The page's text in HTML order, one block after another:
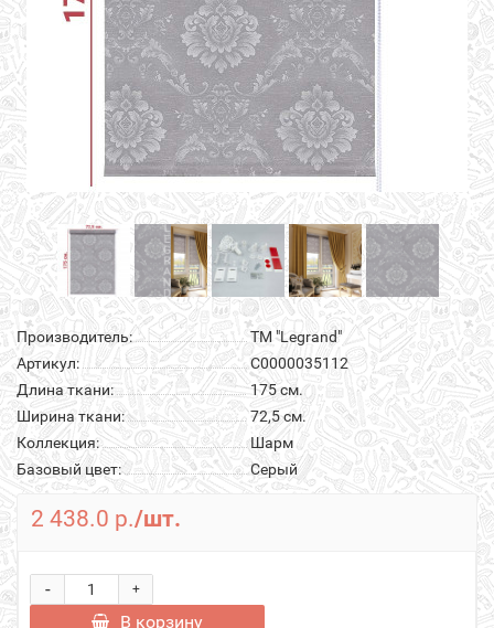
Производитель:
ТМ "Legrand"
Артикул:
С0000035112
Длина ткани:
175 см.
Ширина ткани:
72,5 см.
Коллекция:
Шарм
Базовый цвет:
Серый
2 438.0 р./шт.
+
-
В корзину